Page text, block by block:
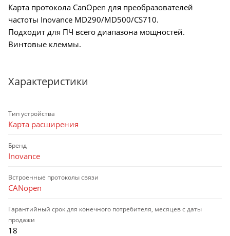
Карта протокола CanOpen для преобразователей
частоты Inovance MD290/MD500/CS710.
Подходит для ПЧ всего диапазона мощностей.
Винтовые клеммы.
Характеристики
Тип устройства
Карта расширения
Бренд
Inovance
Встроенные протоколы связи
CANopen
Гарантийный срок для конечного потребителя, месяцев с даты
продажи
18